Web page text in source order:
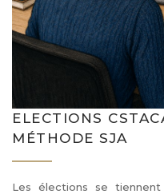
ELECTIONS
MÉTHODE SJA
Les élections se